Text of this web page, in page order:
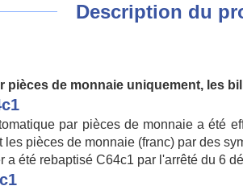
Description du
pièces de monnaie uniquement, les
par pièces de monnaie a été
pièces de monnaie (franc) par des
été rebaptisé C64c1 par l'arrêté du 6